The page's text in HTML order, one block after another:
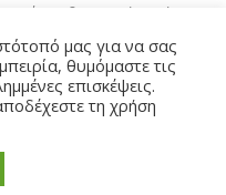
καθημερινής χρήσης και
σπίτι και τον
αισθητική και
μας δυνατότητα
να ολοκληρώνουμε με
Στο The Wooden Bear, με
στη σχέση
στη σταθερή
μας για να σας
θυμόμαστε τις
επισκέψεις.
τη χρήση